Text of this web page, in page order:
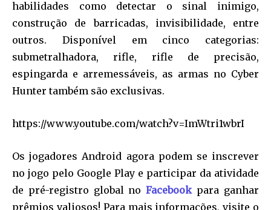
habilidades como detectar o sinal inimigo,
construção de barricadas, invisibilidade, entre
outros. Disponível em cinco categorias:
submetralhadora, rifle, rifle de precisão,
espingarda e arremessáveis, as armas no Cyber
Hunter também são exclusivas.
https://www.youtube.com/watch?v=ImWtri1wbrI
Os jogadores Android agora podem se inscrever
no jogo pelo Google Play e participar da atividade
de pré-registro global noFacebook para ganhar
prêmios valiosos! Para mais informações, visite o